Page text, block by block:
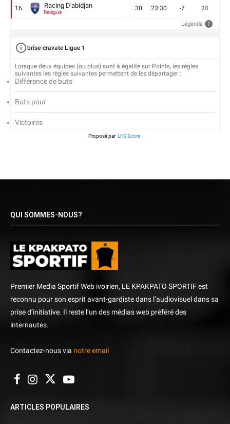
16 Racing D'abidjan
Relégué
30 23:30 -7 28
Legenda ?
brise-cravate Ligue 1
Lorsque deux équipes (ou plus) sont à égalité sur Points, les règles
suivantes les règles suivantes permettent de les départager :
Différence de buts
Buts pour
Victoires
Proposé par LKS Score
QUI SOMMES-NOUS?
Premier Media Sportif Web ivoirien, LE KPAKPATO SPORTIF est
reconnu pour son esprit avant-gardiste dans l’audiovisuel dans sa
prise d’initiative. Il reste l’un des médias web préféré des
internautes.
Contactez-nous via notre email
ARTICLES POPULAIRES